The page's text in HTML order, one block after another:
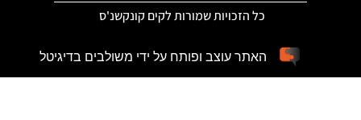
כל הזכויות שמורות לקים קונקשנ'ס
האתר עוצב ופותח על ידי משולבים בדיגיטל